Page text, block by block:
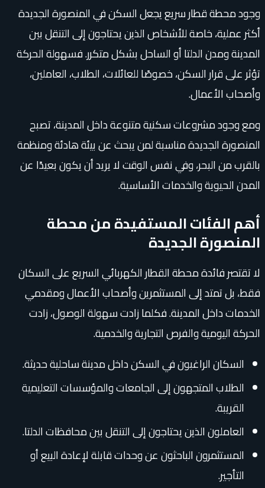
وجود محطة قطار سريع يجعل السكن في المنصورة الجديدة
أكثر عملية، خاصة للأشخاص الذين يحتاجون إلى التنقل بين
المدينة ومدن الدلتا أو الساحل بشكل متكرر. فسهولة الحركة
تؤثر على قرار السكن، خصوصًا للعائلات، الطلاب، العاملين،
وأصحاب الأعمال.
ومع وجود مشروعات سكنية متنوعة داخل المدينة، تصبح
المنصورة الجديدة مناسبة لمن يبحث عن بيئة هادئة ومنظمة
بالقرب من البحر، وفي نفس الوقت لا يريد أن يكون بعيدًا عن
المدن الحيوية والخدمات الأساسية.
أهم الفئات المستفيدة من محطة
المنصورة الجديدة
لا تقتصر فائدة محطة القطار الكهربائي السريع على السكان
فقط، بل تمتد إلى المستثمرين وأصحاب الأعمال ومقدمي
الخدمات داخل المدينة. فكلما زادت سهولة الوصول، زادت
الحركة اليومية والفرص التجارية والخدمية.
السكان الراغبون في السكن داخل مدينة ساحلية حديثة.
الطلاب المتجهون إلى الجامعات والمؤسسات التعليمية
القريبة.
العاملون الذين يحتاجون إلى التنقل بين محافظات الدلتا.
المستثمرون الباحثون عن وحدات قابلة لإعادة البيع أو
التأجير.